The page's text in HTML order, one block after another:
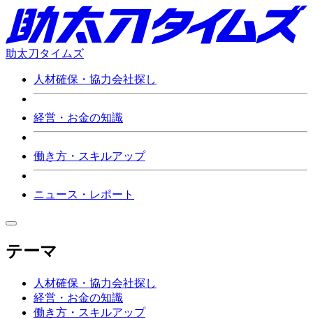
助太刀タイムズ
人材確保・協力会社探し
経営・お金の知識
働き方・スキルアップ
ニュース・レポート
テーマ
人材確保・協力会社探し
経営・お金の知識
働き方・スキルアップ